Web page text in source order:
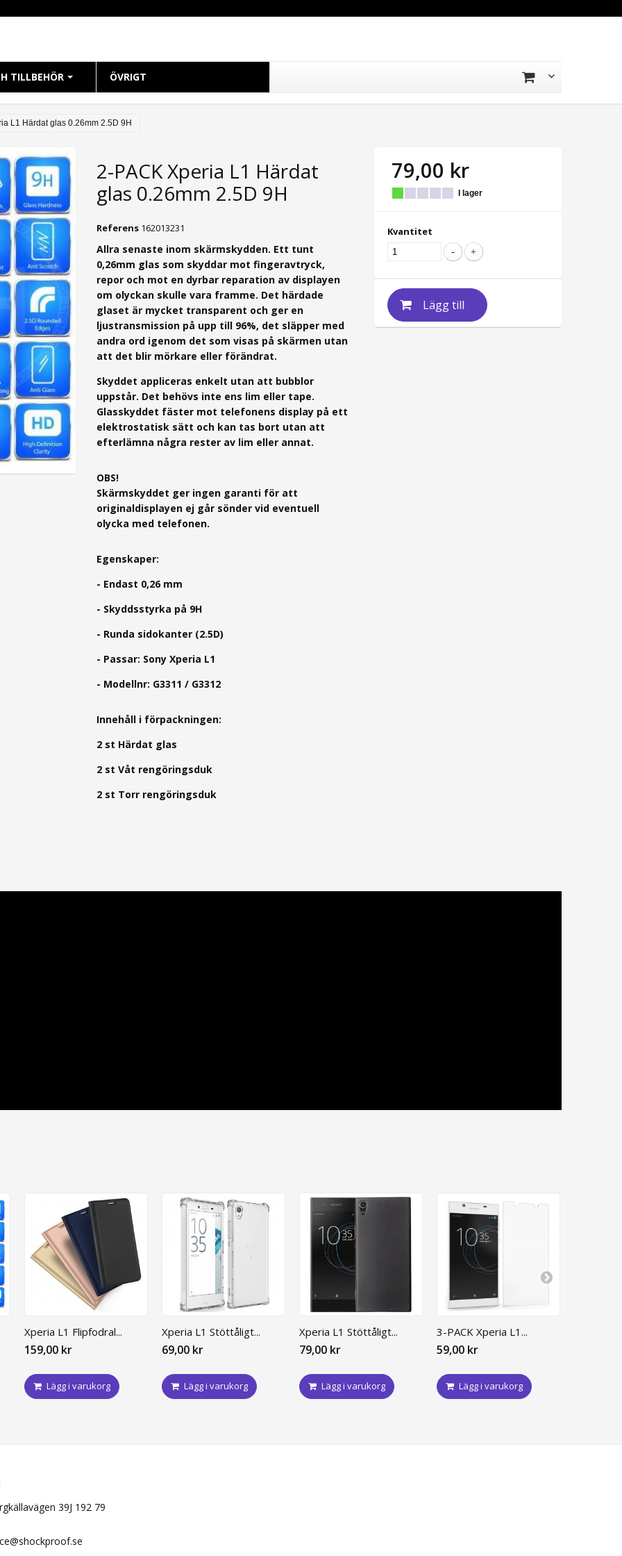
TILLBEHÖR
Ultra
ÖVRIGT
L1 Härdat glas 0.26mm 2.5D 9H
2-PACK Xperia L1 Härdat
glas 0.26mm 2.5D 9H
Referens 162013231
Allra senaste inom skärmskydden. Ett tunt
0,26mm glas som skyddar mot fingeravtryck,
repor och mot en dyrbar reparation av displayen
om olyckan skulle vara framme. Det härdade
glaset är mycket transparent och ger en
ljustransmission på upp till 96%, det släpper med
andra ord igenom det som visas på skärmen utan
att det blir mörkare eller förändrat.
Skyddet appliceras enkelt utan att bubblor
uppstår. Det behövs inte ens lim eller tape.
Glasskyddet fäster mot telefonens display på ett
elektrostatisk sätt och kan tas bort utan att
efterlämna några rester av lim eller annat.
OBS!
Skärmskyddet ger ingen garanti för att
originaldisplayen ej går sönder vid eventuell
olycka med telefonen.
Egenskaper:
- Endast 0,26 mm
- Skyddsstyrka på 9H
- Runda sidokanter (2.5D)
- Passar: Sony Xperia L1
- Modellnr: G3311 / G3312
Innehåll i förpackningen:
2 st Härdat glas
2 st Våt rengöringsduk
2 st Torr rengöringsduk
79,00 kr
I lager
Kvantitet
Lägg till
Xperia L1 Flipfodral...
159,00 kr
Lägg i varukorg
Xperia L1 Stöttåligt...
69,00 kr
Lägg i varukorg
Xperia L1 Stöttåligt...
79,00 kr
Lägg i varukorg
3-PACK Xperia L1...
59,00 kr
Lägg i varukorg
39J 192 79